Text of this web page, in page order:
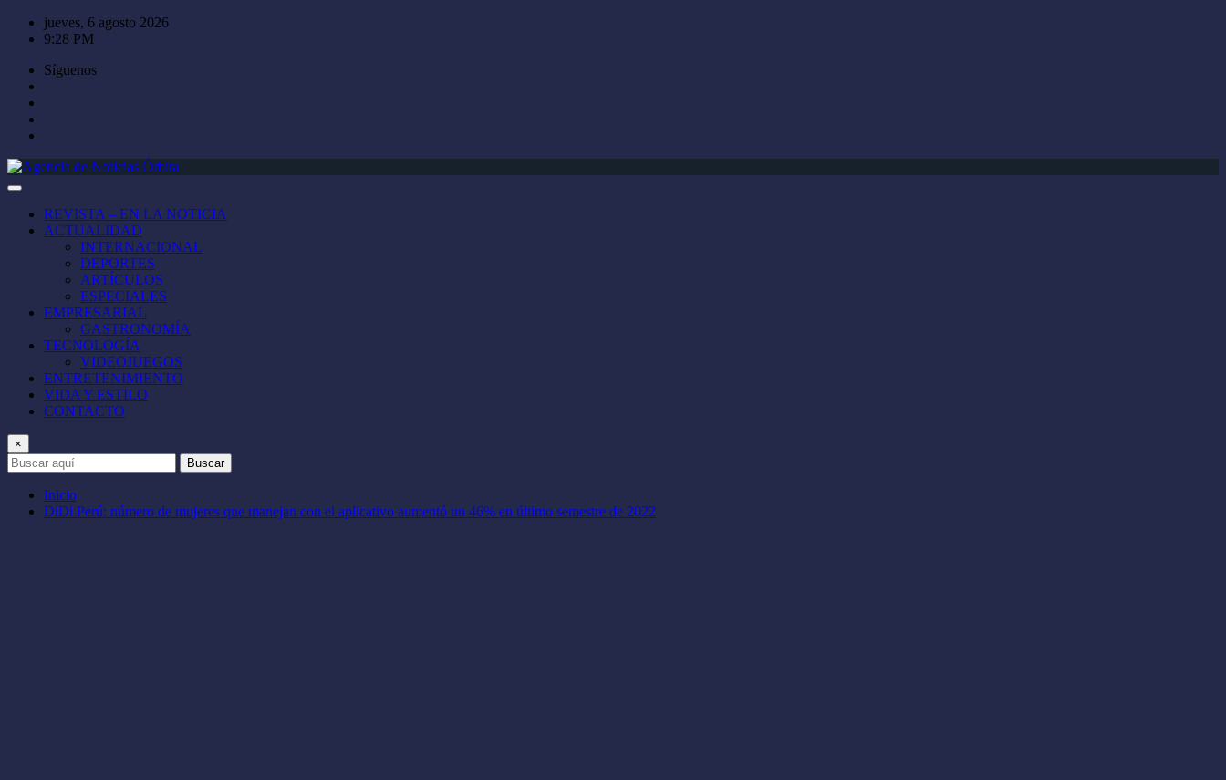
Saltar
jueves, 6 agosto 2026
9:28 PM
Síguenos
REVISTA – EN LA NOTICIA
ACTUALIDAD
INTERNACIONAL
DEPORTES
ARTÍCULOS
ESPECIALES
EMPRESARIAL
GASTRONOMÍA
TECNOLOGÍA
VIDEOJUEGOS
ENTRETENIMIENTO
VIDA Y ESTILO
CONTACTO
×
Buscar
Inicio
DiDi Perú: número de mujeres que manejan con el aplicativo aumentó un 46% en último semestre de 2022